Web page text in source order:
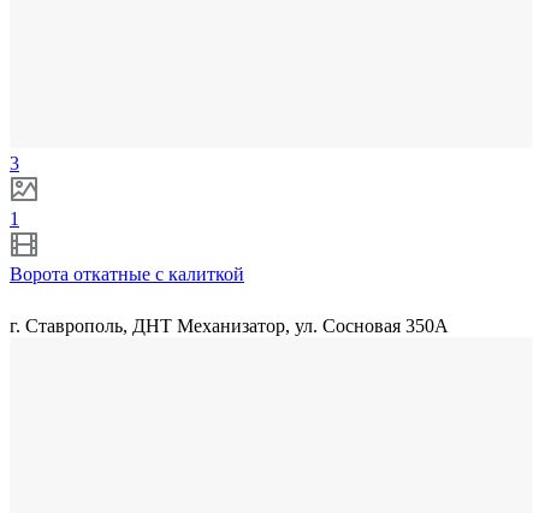
3
1
Ворота откатные с калиткой
г. Ставрополь, ДНТ Механизатор, ул. Сосновая 350А